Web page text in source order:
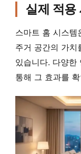
실제 적용
스마트 홈 시스템
주거 공간의 가치
있습니다. 다양한
통해 그 효과를